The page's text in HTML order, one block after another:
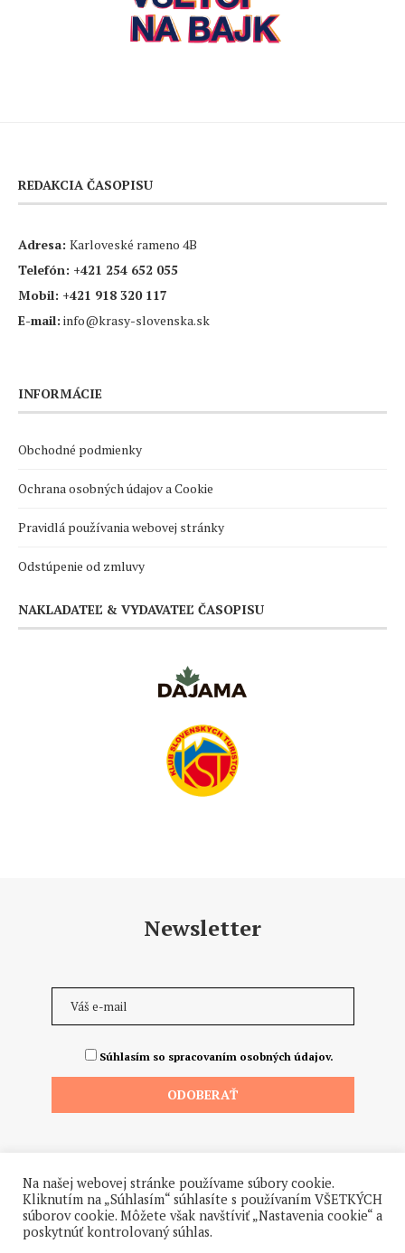
REDAKCIA ČASOPISU
Adresa: Karloveské rameno 4B
Telefón: +421 254 652 055
Mobil: +421 918 320 117
E-mail: info@krasy-slovenska.sk
INFORMÁCIE
Obchodné podmienky
Ochrana osobných údajov a Cookie
Pravidlá používania webovej stránky
Odstúpenie od zmluvy
NAKLADATEĽ & VYDAVATEĽ ČASOPISU
Newsletter
Súhlasím so spracovaním osobných údajov.
Na našej webovej stránke používame súbory cookie.
Kliknutím na „Súhlasím“ súhlasíte s používaním VŠETKÝCH
súborov cookie. Môžete však navštíviť „Nastavenia cookie“ a
poskytnúť kontrolovaný súhlas.